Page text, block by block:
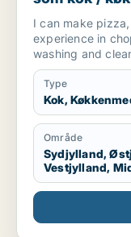
I can make
experience in
washing and
Type
Kok,
Område
Sydjylland,
Vestjylland,